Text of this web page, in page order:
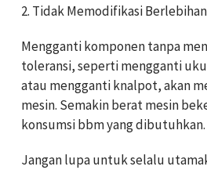
2. Tidak Memodifikasi Berlebihan
Mengganti komponen tanpa
toleransi, seperti mengganti
atau mengganti knalpot, akan
mesin. Semakin berat mesin
konsumsi bbm yang dibutuhkan.
Jangan lupa untuk selalu